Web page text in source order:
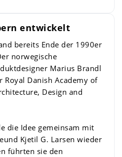
entwickelt
bereits Ende der 1990er
norwegische
Marius Brandl
Royal Danish Academy of
Design and
die Idee gemeinsam mit
Kjetil G. Larsen wieder
führten sie den